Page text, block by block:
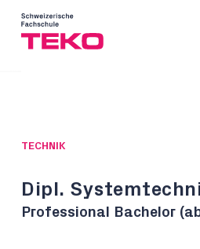
TECHNIK
Dipl.
Professional Bachelor